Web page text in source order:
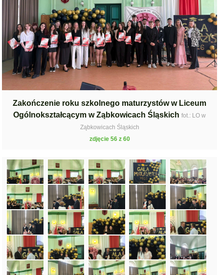
Zakończenie roku szkolnego maturzystów w Liceum
Ogólnokształcącym w Ząbkowicach Śląskich fot.: LO w
Ząbkowicach Śląskich
zdjęcie 56 z 60